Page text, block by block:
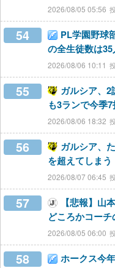
2026/08/05 05:56
54
PL学園野球
の全生徒数は35
2026/08/06 10:11
55
ガルシア、
も3ランで今季
2026/08/06 18:32
56
ガルシア、
を超えてしまう
2026/08/07 06:45
57
【悲報】山
どころかコー
2026/08/05 06:00
58 ホークス今